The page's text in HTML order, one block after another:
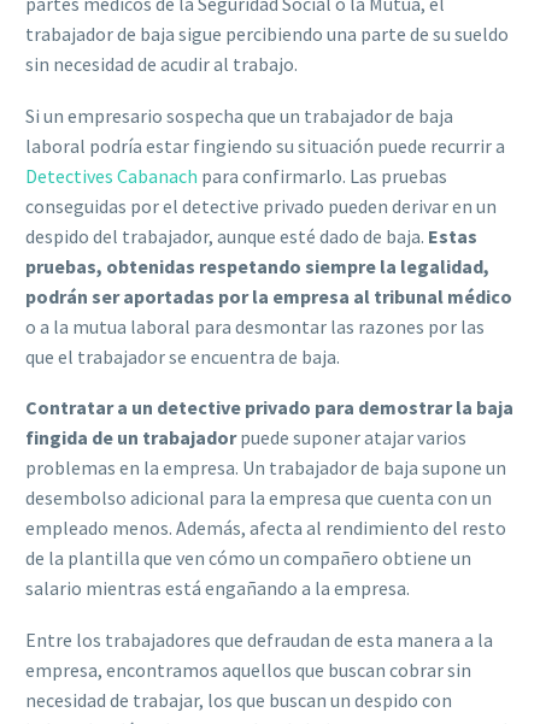
trabajador de baja sigue percibiendo una parte de su sueldo
sin necesidad de acudir al trabajo.
Si un empresario sospecha que un trabajador de baja
laboral podría estar fingiendo su situación puede recurrir a
Detectives Cabanach para confirmarlo. Las pruebas
conseguidas por el detective privado pueden derivar en un
despido del trabajador, aunque esté dado de baja. Estas
pruebas, obtenidas respetando siempre la legalidad,
podrán ser aportadas por la empresa al tribunal médico
o a la mutua laboral para desmontar las razones por las
que el trabajador se encuentra de baja.
Contratar a un detective privado para demostrar la baja
fingida de un trabajadorpuede suponer atajar varios
problemas en la empresa. Un trabajador de baja supone un
desembolso adicional para la empresa que cuenta con un
empleado menos. Además, afecta al rendimiento del resto
de la plantilla que ven cómo un compañero obtiene un
salario mientras está engañando a la empresa.
Entre los trabajadores que defraudan de esta manera a la
empresa, encontramos aquellos que buscan cobrar sin
necesidad de trabajar, los que buscan un despido con